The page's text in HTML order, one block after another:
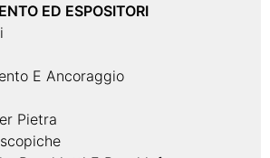
ED ESPOSITORI
E Ancoraggio
Pietra